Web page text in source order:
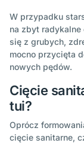
W przypadku
na zbyt
się z grubych,
mocno przycięta
nowych pędów.
Cięcie
tui?
Oprócz
cięcie sanitarne,